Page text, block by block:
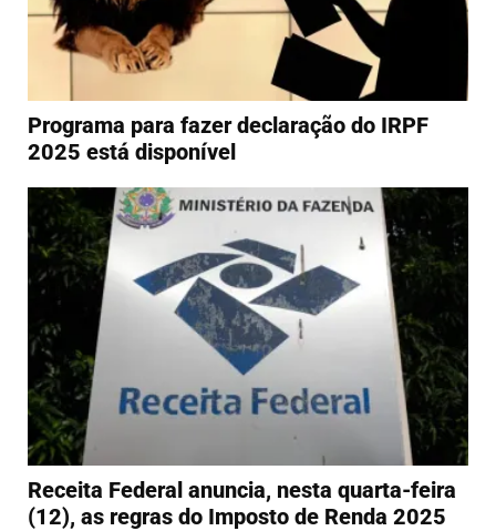
Programa para fazer declaração do IRPF
2025 está disponível
Receita Federal anuncia, nesta quarta-feira
(12), as regras do Imposto de Renda 2025